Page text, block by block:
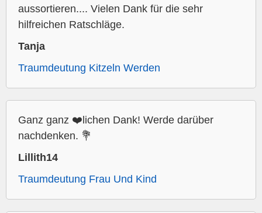
aussortieren.... Vielen Dank für die sehr
hilfreichen Ratschläge.
Tanja
Traumdeutung Kitzeln Werden
Ganz ganz ❤️lichen Dank! Werde darüber
nachdenken. 💐
Lillith14
Traumdeutung Frau Und Kind